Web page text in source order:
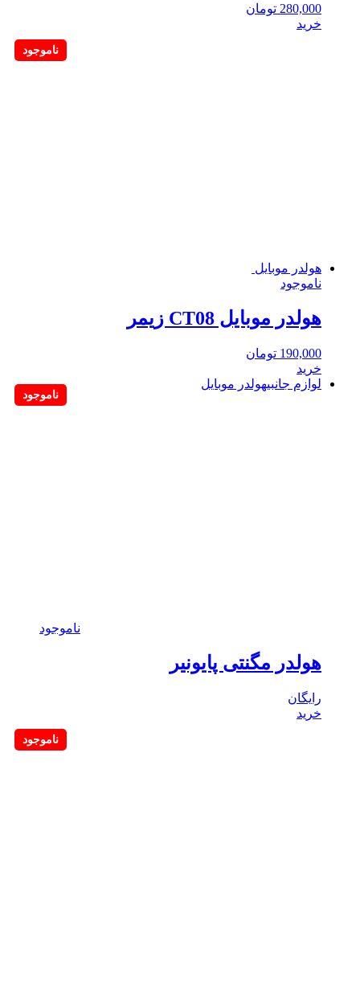
280,000 تومان
خرید
هولدر موبایل
ناموجود
هولدر موبایل CT08 زیمر
190,000 تومان
خرید
لوازم جانبیهولدر موبایل
ناموجود
هولدر مگنتی پایونیر
رایگان
خرید